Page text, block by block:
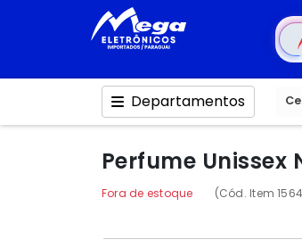
Departamentos
Perfume Unissex
Fora de estoque (Cód. Item